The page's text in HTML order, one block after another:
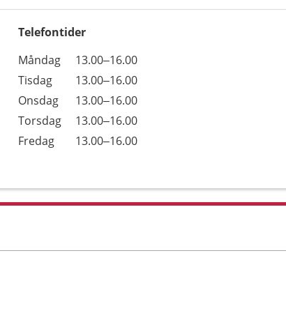
Telefontider
Dag
Öppettider
Kommentarer
Måndag
13.00–16.00
Tisdag
13.00–16.00
Onsdag
13.00–16.00
Torsdag
13.00–16.00
Fredag
13.00–16.00